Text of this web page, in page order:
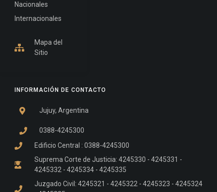
INFORMACIÓN DE CONTACTO
Jujuy, Argentina
0388-4245300
Edificio Central : 0388-4245300
Suprema Corte de Justicia: 4245330 - 4245331 -
4245332 - 4245334 - 4245335
Juzgado Civil: 4245321 - 4245322 - 4245323 - 4245324
Nacionales
Internacionales
Mapa del
Sitio